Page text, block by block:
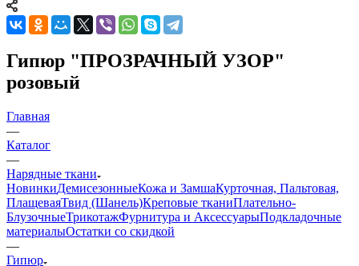
Гипюр "ПРОЗРАЧНЫЙ УЗОР"
розовый
Главная
—
Каталог
—
Нарядные ткани
НовинкиДемисезонныеКожа и ЗамшаКурточная, Пальтовая,
ПлащеваяТвид (Шанель)Креповые тканиПлательно-
БлузочныеТрикотажФурнитура и АксессуарыПодкладочные
материалыОстатки со скидкой
—
Гипюр